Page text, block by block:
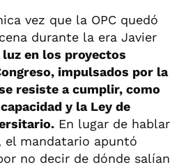
vez que la OPC quedó
durante la era Javier
luz en los proyectos
impulsados por la
resiste a cumplir, como
y la Ley de
En lugar de hablar
mandatario apuntó
no decir de dónde salían